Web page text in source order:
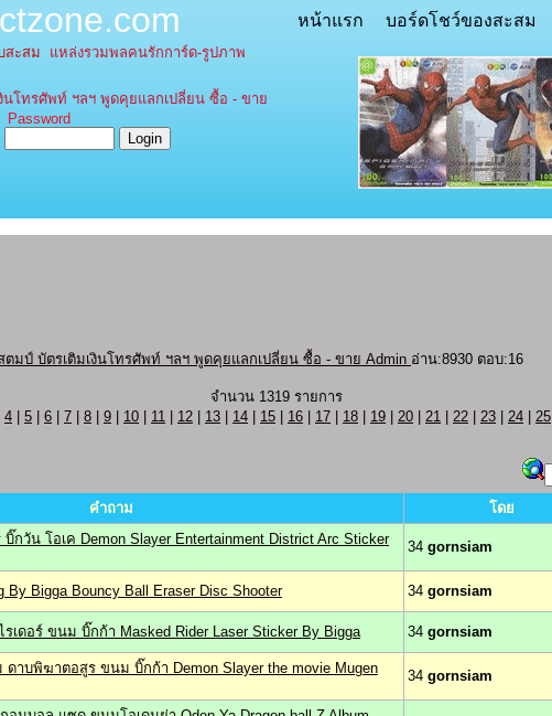
หน้าแรก บอร์ดโชว์ของสะสม
สะสม แหล่งรวมพลคนรักการ์ด-รูปภาพ
นโทรศัพท์ ฯลฯ พูดคุยแลกเปลี่ยน ซื้อ - ขาย
มป์ บัตรเติมเงินโทรศัพท์ ฯลฯ พูดคุยแลกเปลี่ยน ซื้อ - ขาย Admin อ่าน:8930 ตอบ:16
จำนวน 1319 รายการ
4 5 6 7 8 9 10 11 12 13 14 15 16 17 18 19 20 21 22 23 24 25
คำถาม โดย
กวัน โอเค Demon Slayer Entertainment District Arc Sticker
34 gornsiam
By Bigga Bouncy Ball Eraser Disc Shooter 34 gornsiam
รเดอร์ ขนม บิ๊กก้า Masked Rider Laser Sticker By Bigga 34 gornsiam
ดาบพิฆาตอสูร ขนม บิ๊กก้า Demon Slayer the movie Mugen
34 gornsiam